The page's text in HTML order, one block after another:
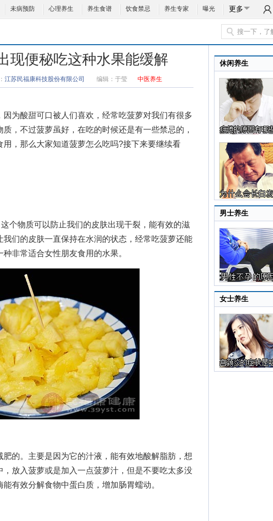
未病预防 心理养生 养生食谱 饮食禁忌 养生专家 曝光 更多
现便秘吃这种水果能缓解
江苏民福康科技股份有限公司 编辑： 于莹 中医养生
为酸甜可口被人们喜欢，经常吃菠萝对我们有很多
，不过菠萝虽好，在吃的时候还是有一些禁忌的，
用，那么大家知道菠萝怎么吃吗?接下来要继续看
物质可以防止我们的皮肤出现干裂，能有效的滋
们的皮肤一直保持在水润的状态，经常吃菠萝还能
非常适合女性朋友食用的水果。
的。主要是因为它的汁液，能有效地酸解脂肪，想
放入菠萝或是加入一点菠萝汁，但是不要吃太多没
有效分解食物中蛋白质，增加肠胃蠕动。
休闲养生
男士养生
女士养生